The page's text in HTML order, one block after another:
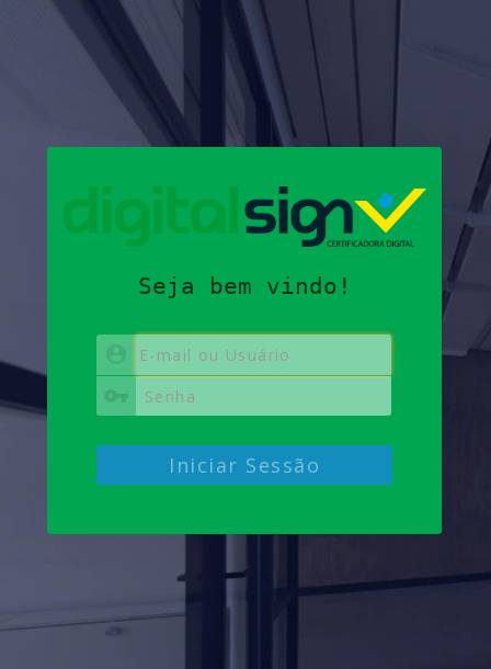
Seja bem vindo!
Iniciar Sessão